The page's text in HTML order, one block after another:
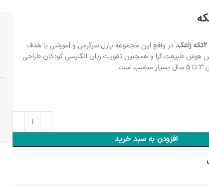
در واقع این مجموعه پازل سرگرمی و آموزشی با هدف
هوش طبیعت گرا و همچنین تقویت زبان انگلیسی کودکان طراحی
افزودن به سبد خرید